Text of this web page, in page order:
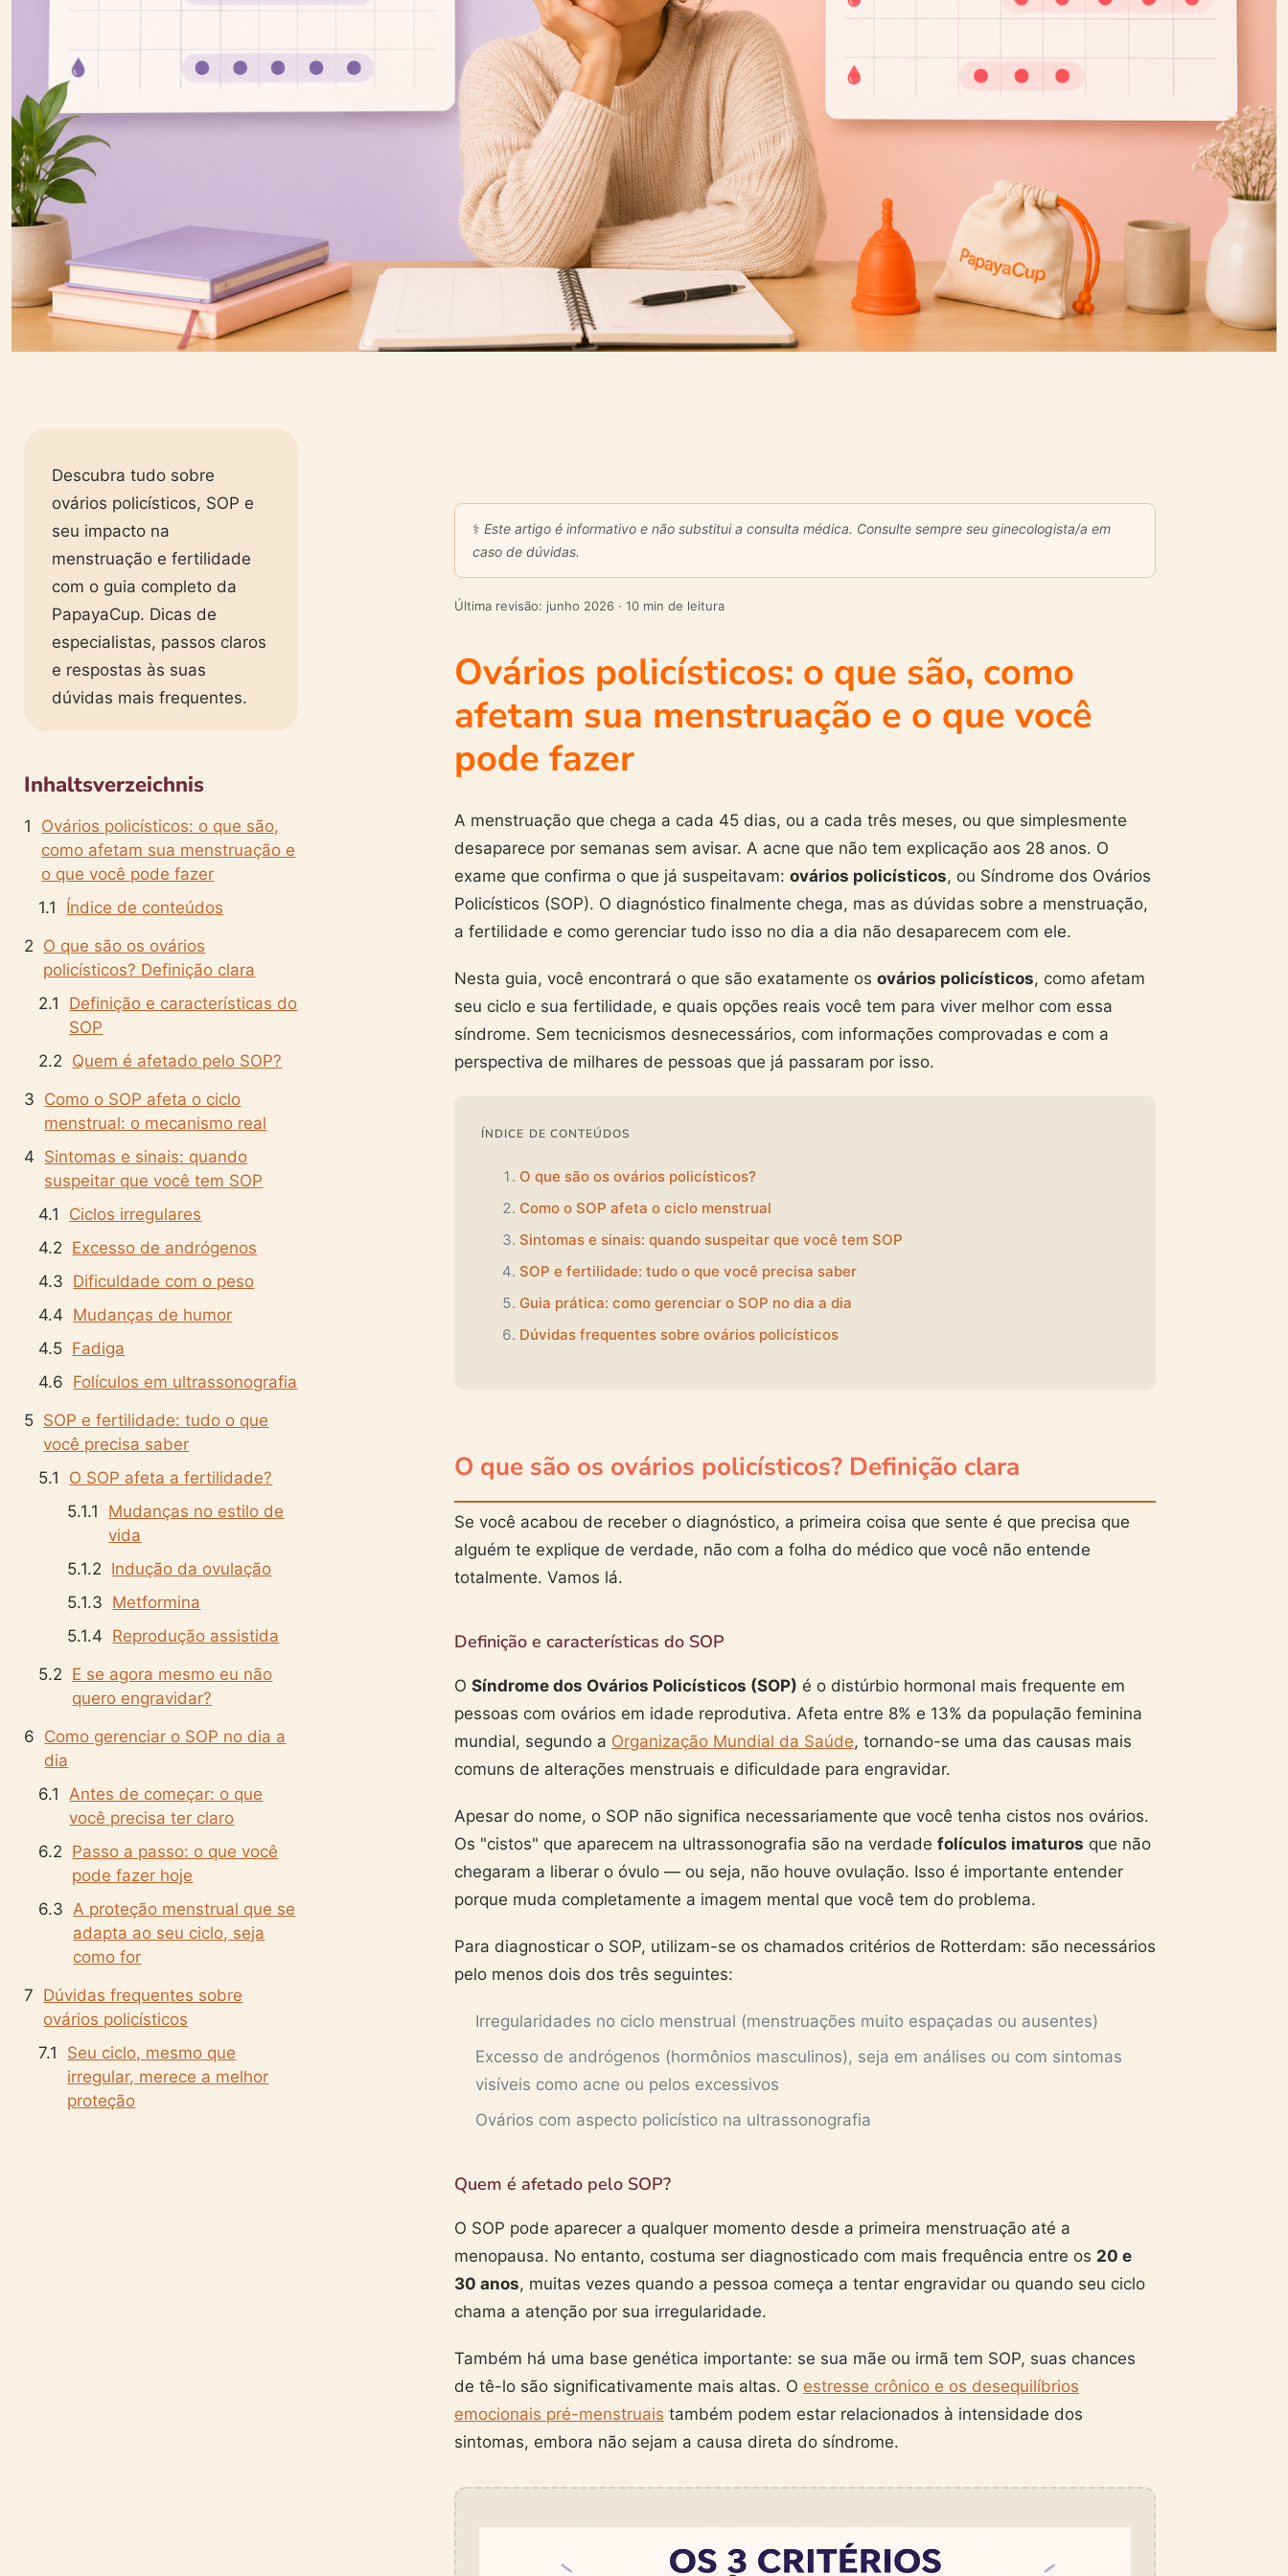
Descubra tudo sobre
ovários policísticos, SOP e
seu impacto na
menstruação e fertilidade
com o guia completo da
PapayaCup. Dicas de
especialistas, passos claros
e respostas às suas
dúvidas mais frequentes.
Inhaltsverzeichnis
Ovários policísticos: o que são,
como afetam sua menstruação e
o que você pode fazer
Índice de conteúdos
O que são os ovários
policísticos? Definição clara
Definição e características do
SOP
Quem é afetado pelo SOP?
Como o SOP afeta o ciclo
menstrual: o mecanismo real
Sintomas e sinais: quando
suspeitar que você tem SOP
Ciclos irregulares
Excesso de andrógenos
Dificuldade com o peso
Mudanças de humor
Fadiga
Folículos em ultrassonografia
SOP e fertilidade: tudo o que
você precisa saber
O SOP afeta a fertilidade?
Mudanças no estilo de
vida
Indução da ovulação
Metformina
Reprodução assistida
E se agora mesmo eu não
quero engravidar?
Como gerenciar o SOP no dia a
dia
Antes de começar: o que
você precisa ter claro
Passo a passo: o que você
pode fazer hoje
A proteção menstrual que se
adapta ao seu ciclo, seja
como for
Dúvidas frequentes sobre
ovários policísticos
Seu ciclo, mesmo que
irregular, merece a melhor
proteção
⚕️ Este artigo é informativo e não substitui a consulta médica. Consulte sempre seu ginecologista/a em
caso de dúvidas.
Última revisão: junho 2026 · 10 min de leitura
Ovários policísticos: o que são, como
afetam sua menstruação e o que você
pode fazer
A menstruação que chega a cada 45 dias, ou a cada três meses, ou que simplesmente
desaparece por semanas sem avisar. A acne que não tem explicação aos 28 anos. O
exame que confirma o que já suspeitavam: ovários policísticos, ou Síndrome dos Ovários
Policísticos (SOP). O diagnóstico finalmente chega, mas as dúvidas sobre a menstruação,
a fertilidade e como gerenciar tudo isso no dia a dia não desaparecem com ele.
Nesta guia, você encontrará o que são exatamente os ovários policísticos, como afetam
seu ciclo e sua fertilidade, e quais opções reais você tem para viver melhor com essa
síndrome. Sem tecnicismos desnecessários, com informações comprovadas e com a
perspectiva de milhares de pessoas que já passaram por isso.
ÍNDICE DE CONTEÚDOS
O que são os ovários policísticos?
Como o SOP afeta o ciclo menstrual
Sintomas e sinais: quando suspeitar que você tem SOP
SOP e fertilidade: tudo o que você precisa saber
Guia prática: como gerenciar o SOP no dia a dia
Dúvidas frequentes sobre ovários policísticos
O que são os ovários policísticos? Definição clara
Se você acabou de receber o diagnóstico, a primeira coisa que sente é que precisa que
alguém te explique de verdade, não com a folha do médico que você não entende
totalmente. Vamos lá.
Definição e características do SOP
O Síndrome dos Ovários Policísticos (SOP) é o distúrbio hormonal mais frequente em
pessoas com ovários em idade reprodutiva. Afeta entre 8% e 13% da população feminina
mundial, segundo a Organização Mundial da Saúde, tornando-se uma das causas mais
comuns de alterações menstruais e dificuldade para engravidar.
Apesar do nome, o SOP não significa necessariamente que você tenha cistos nos ovários.
Os "cistos" que aparecem na ultrassonografia são na verdade folículos imaturos que não
chegaram a liberar o óvulo — ou seja, não houve ovulação. Isso é importante entender
porque muda completamente a imagem mental que você tem do problema.
Para diagnosticar o SOP, utilizam-se os chamados critérios de Rotterdam: são necessários
pelo menos dois dos três seguintes:
Irregularidades no ciclo menstrual (menstruações muito espaçadas ou ausentes)
Excesso de andrógenos (hormônios masculinos), seja em análises ou com sintomas
visíveis como acne ou pelos excessivos
Ovários com aspecto policístico na ultrassonografia
Quem é afetado pelo SOP?
O SOP pode aparecer a qualquer momento desde a primeira menstruação até a
menopausa. No entanto, costuma ser diagnosticado com mais frequência entre os 20 e
30 anos, muitas vezes quando a pessoa começa a tentar engravidar ou quando seu ciclo
chama a atenção por sua irregularidade.
Também há uma base genética importante: se sua mãe ou irmã tem SOP, suas chances
de tê-lo são significativamente mais altas. O estresse crônico e os desequilíbrios
emocionais pré-menstruais também podem estar relacionados à intensidade dos
sintomas, embora não sejam a causa direta do síndrome.